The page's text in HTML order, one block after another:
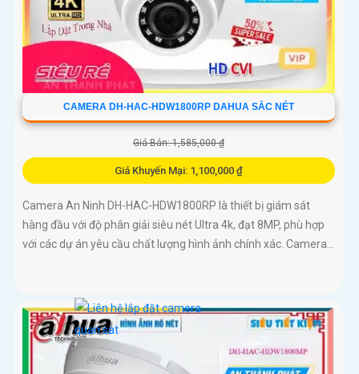
CAMERA DH-HAC-HDW1800RP DAHUA SẮC NÉT
Giá Bán: 1,585,000 ₫
Giá Khuyến Mại: 1,100,000 ₫
Camera An Ninh DH-HAC-HDW1800RP là thiết bị giám sát
hàng đầu với độ phân giải siêu nét Ultra 4k, đạt 8MP, phù hợp
với các dự án yêu cầu chất lượng hình ảnh chính xác. Camera...